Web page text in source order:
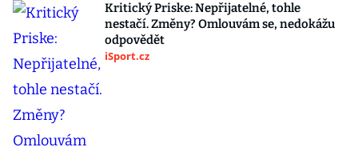
Kritický Priske: Nepřijatelné, tohle
nestačí. Změny? Omlouvám se, nedokážu
odpovědět
iSport.cz